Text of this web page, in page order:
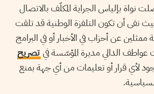
نواة بإلياس الجراية المكلّف بالاتصال
نفى أن تكون التلفزة الوطنية قد تلقت
عن أحزاب في الأخبار أو في البرامج
عواطف الدالي مديرة المؤسّسة في تصريح
لأي قرار أو تعليمات من أي جهة بمنع